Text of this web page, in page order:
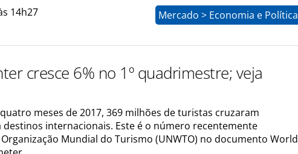
14h27 Mercado > Economia e Política
cresce 6% no 1º quadrimestre; veja
meses de 2017, 369 milhões de turistas cruzaram
internacionais. Este é o número recentemente
Mundial do Turismo (UNWTO) no documento World